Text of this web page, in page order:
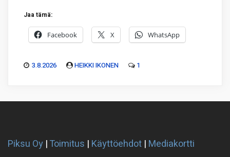
Jaa tämä:
Facebook X WhatsApp
3.8.2026 HEIKKI IKONEN 1
Piksu Oy |Toimitus | Käyttöehdot | Mediakortti